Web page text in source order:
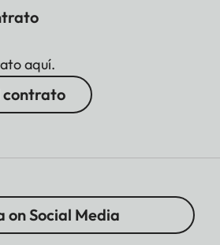
aquí.
contrato
on Social Media